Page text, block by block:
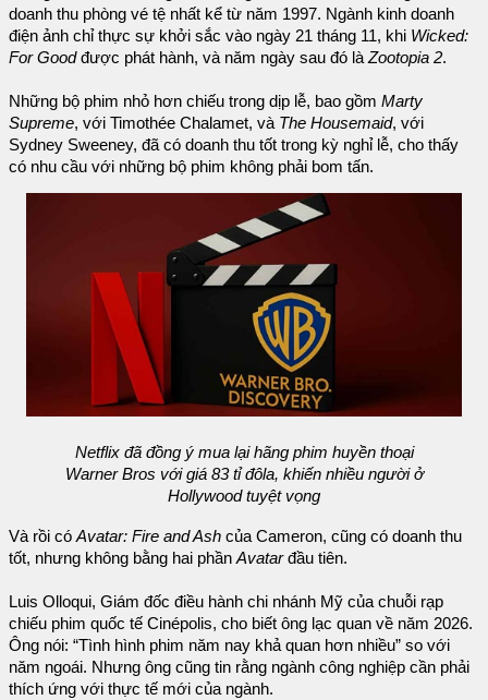
doanh thu phòng vé tệ nhất kể từ năm 1997. Ngành kinh doanh
điện ảnh chỉ thực sự khởi sắc vào ngày 21 tháng 11, khi Wicked:
For Goodđược phát hành, và năm ngày sau đó là Zootopia 2.
Những bộ phim nhỏ hơn chiếu trong dịp lễ, bao gồm Marty
Supreme, với Timothée Chalamet, và The Housemaid, với
Sydney Sweeney, đã có doanh thu tốt trong kỳ nghỉ lễ, cho thấy
có nhu cầu với những bộ phim không phải bom tấn.
Netflix đã đồng ý mua lại hãng phim huyền thoại
Warner Bros với giá 83 tỉ đôla, khiến nhiều người ở
Hollywood tuyệt vọng
Và rồi cóAvatar: Fire and Ash của Cameron, cũng có doanh thu
tốt, nhưng không bằng hai phầnAvatarđầu tiên.
Luis Olloqui, Giám đốc điều hành chi nhánh Mỹ của chuỗi rạp
chiếu phim quốc tế Cinépolis, cho biết ông lạc quan về năm 2026.
Ông nói: “Tình hình phim năm nay khả quan hơn nhiều” so với
năm ngoái. Nhưng ông cũng tin rằng ngành công nghiệp cần phải
thích ứng với thực tế mới của ngành.